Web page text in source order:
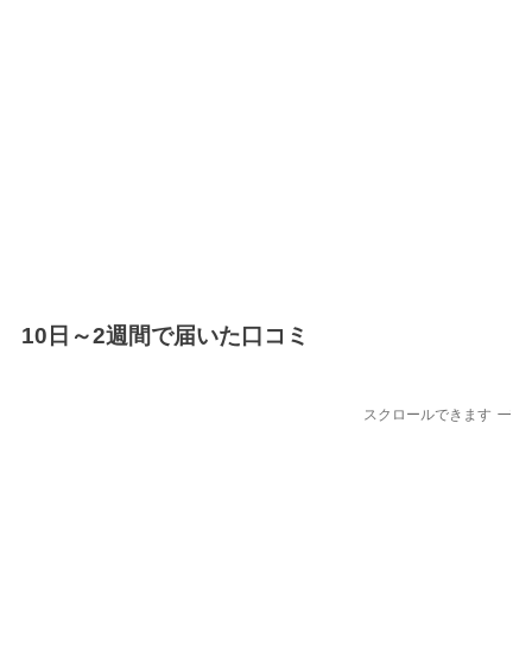
10日～2週間で届いた口コミ
スクロールできます